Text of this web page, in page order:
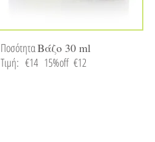
ΠοσότηταΒάζο 30 ml
Τιμή: €14 15%off €12